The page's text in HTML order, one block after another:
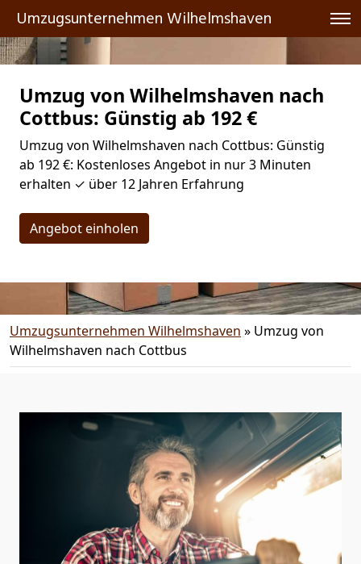
Umzugsunternehmen Wilhelmshaven
Umzug von Wilhelmshaven nach
Cottbus: Günstig ab 192 €
Umzug von Wilhelmshaven nach Cottbus: Günstig
ab 192 €: Kostenloses Angebot in nur 3 Minuten
erhalten ✓ über 12 Jahren Erfahrung
Angebot einholen
Umzugsunternehmen Wilhelmshaven » Umzug von
Wilhelmshaven nach Cottbus